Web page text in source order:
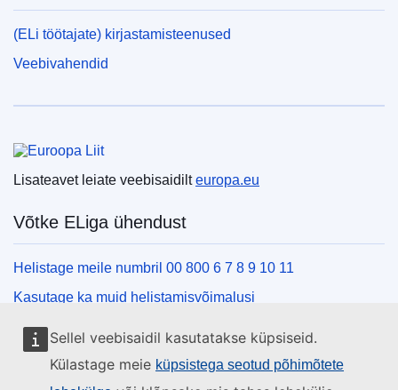
Sellel veebisaidil kasutatakse küpsiseid.
Külastage meie küpsistega seotud põhimõtete
(ELi töötajate) kirjastamisteenused
Veebivahendid
Lisateavet leiate veebisaidilteuropa.eu
Võtke ELiga ühendust
Helistage meile numbril 00 800 6 7 8 9 10 11
Kasutage ka muid helistamisvõimalusi
Kirjutage meile kontaktvormi vahendusel
Külastage meid ELi teabekeskuses